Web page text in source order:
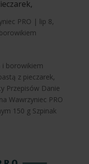
PRO | lip 8,
i borowikiem
z pieczarek,
Przepisów Danie
Wawrzyniec PRO
150 g Szpinak